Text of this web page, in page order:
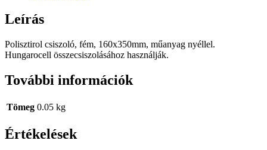
Leírás
Polisztirol csiszoló, fém, 160x350mm, műanyag nyéllel.
Hungarocell összecsiszolásához használják.
További információk
Tömeg 0.05 kg
Értékelések